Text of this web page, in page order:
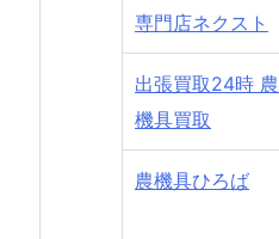
専門店ネクスト
出張買取24時 農
機具買取
農機具ひろば